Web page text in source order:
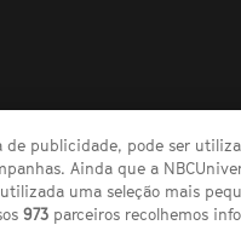
de publicidade, pode ser
Ainda que a
uma seleção mais
973 parceiros recolhemos